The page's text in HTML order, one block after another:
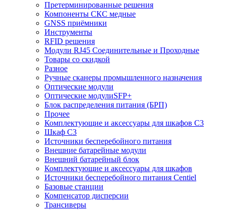
Претерминированные решения
Компоненты СКС медные
GNSS приёмники
Инструменты
RFID решения
Модули RJ45 Соединительные и Проходные
Товары со скидкой
Разное
Ручные сканеры промышленного назначения
Оптические модули
Оптические модулиSFP+
Блок распределения питания (БРП)
Прочее
Комплектующие и аксессуары для шкафов C3
Шкаф C3
Источники бесперебойного питания
Внешние батарейные модули
Внешний батарейный блок
Комплектующие и аксессуары для шкафов
Источники бесперебойного питания Centiel
Базовые станции
Компенсатор дисперсии
Трансиверы